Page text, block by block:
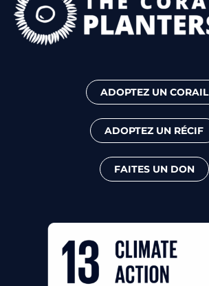
ADOPTEZ UN CORAIL
ADOPTEZ UN RÉCIF
FAITES UN DON